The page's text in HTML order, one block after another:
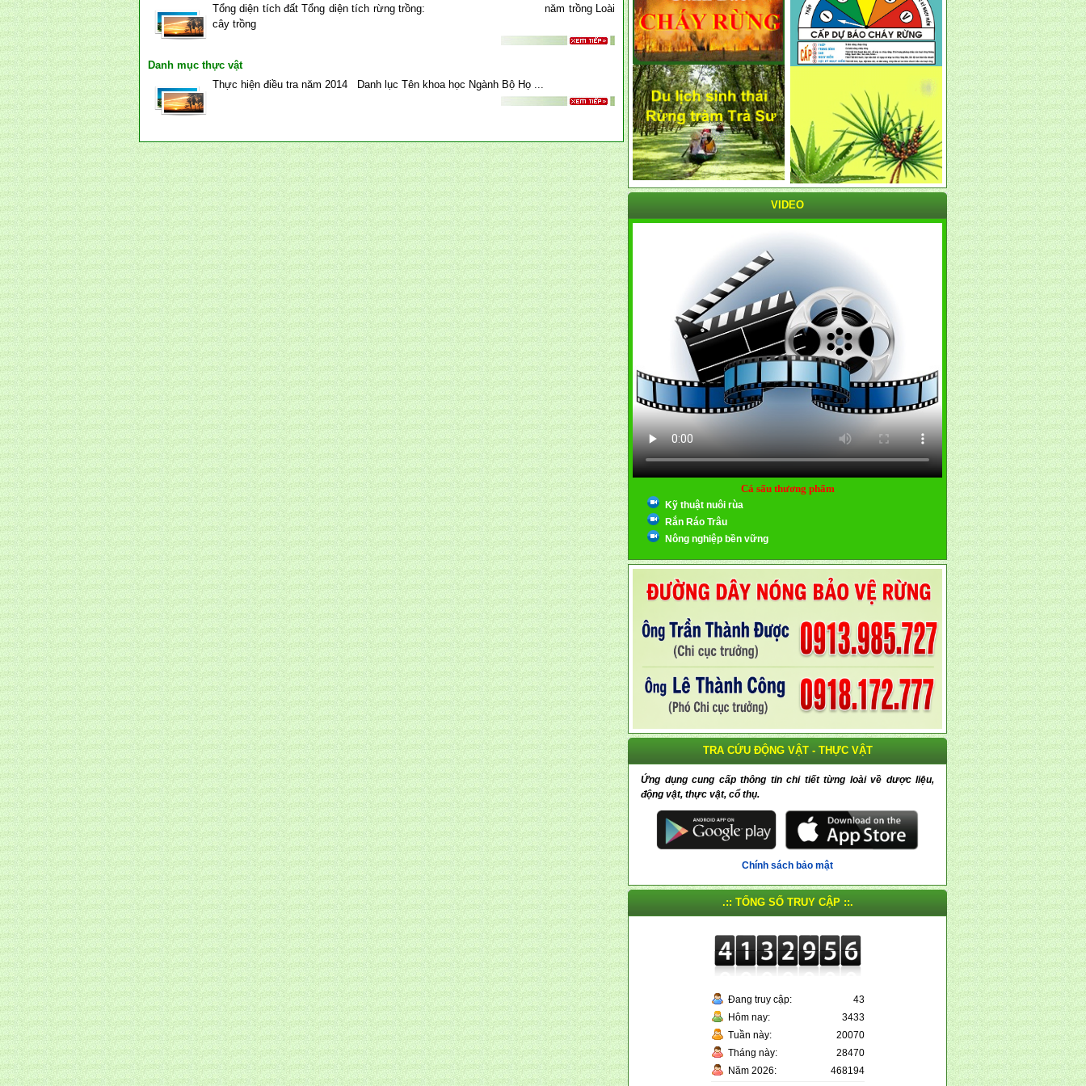
Tổng diện tích đất Tổng diện tích rừng trồng: năm trồng Loài
cây trồng
Danh mục thực vật
Thực hiện điều tra năm 2014 Danh lục Tên khoa học Ngành Bộ Họ ...
VIDEO
Cá sấu thương phẩm
Kỹ thuật nuôi rùa
Rắn Ráo Trâu
Nông nghiệp bền vững
TRA CỨU ĐỘNG VẬT - THỰC VẬT
Ứng dụng cung cấp thông tin chi tiết từng loài về dược liệu,
động vật, thực vật, cổ thụ.
Chính sách bảo mật
.:: TỔNG SỐ TRUY CẬP ::.
Đang truy cập:
43
Hôm nay:
3433
Tuần này:
20070
Tháng này:
28470
Năm 2026:
468194